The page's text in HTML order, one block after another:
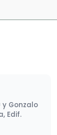
y Gonzalo
Edif.